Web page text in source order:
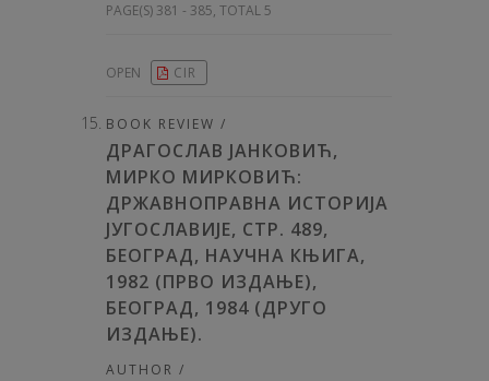
PAGE(S) 381 - 385, TOTAL 5
OPEN CIR
BOOK REVIEW /
ДРАГОСЛАВ ЈАНКОВИЋ,
МИРКО МИРКОВИЋ:
ДРЖАВНОПРАВНА ИСТОРИЈА
ЈУГОСЛАВИЈЕ, СТР. 489,
БЕОГРАД, НАУЧНА КЊИГА,
1982 (ПРВО ИЗДАЊЕ),
БЕОГРАД, 1984 (ДРУГО
ИЗДАЊЕ).
AUTHOR /